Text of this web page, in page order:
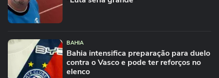
BAHIA
Bahia intensifica preparação para duelo
contra o Vasco e pode ter reforços no
elenco